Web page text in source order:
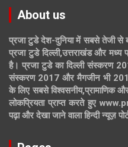
About us
प्रजा टुडे देश-दुनिया में सबसे तेजी से
प्रजा टुडे दिल्ली,उत्तराखंड और
है। प्रजा टुडे का दिल्ली संस्करण
संस्करण 2017 और मैगजीन भी
के लिए सबसे विश्वसनीय,प्रामाणिक
लोकप्रियता प्राप्त करते हुए
पढ़ा और देखा जाने वाला हिन्दी न्यूज़